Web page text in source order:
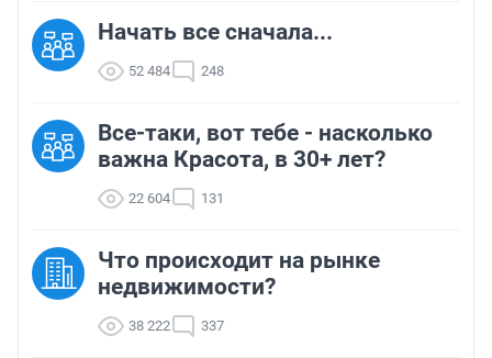
Начать все сначала...
52 484 248
Все-таки, вот тебе - насколько
важна Красота, в 30+ лет?
22 604 131
Что происходит на рынке
недвижимости?
38 222 337